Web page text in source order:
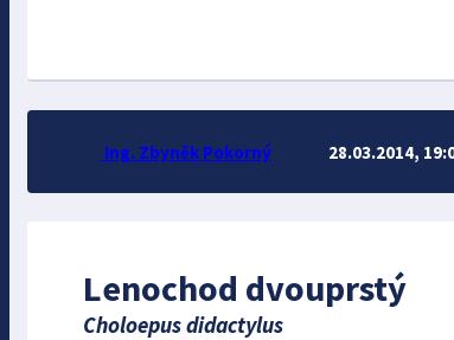
Lenochod dvouprstý
Choloepus didactylus
Ing. Zbyněk Pokorný 28.03.2014,